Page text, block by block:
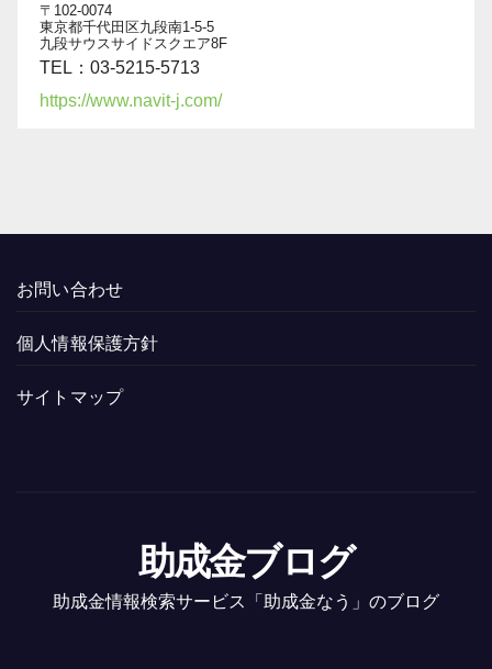
〒102-0074
東京都千代田区九段南1-5-5
九段サウスサイドスクエア8F
TEL：03-5215-5713
https://www.navit-j.com/
お問い合わせ
個人情報保護方針
サイトマップ
助成金ブログ
助成金情報検索サービス「助成金なう」のブログ